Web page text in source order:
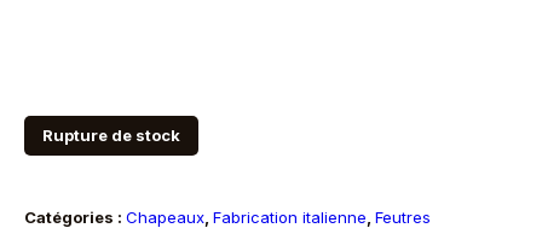
Rupture de stock
Catégories : Chapeaux Fabrication italienne Feutres